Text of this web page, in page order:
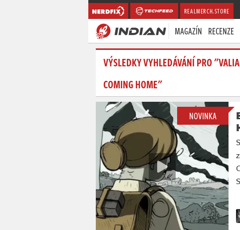
REALMERCH.STORE
MAGAZÍN RECENZE
VÝSLEDKY VYHLEDÁVÁNÍ PRO
COMING HOME"
NOVINKA